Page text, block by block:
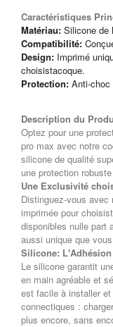
Caractéristiques
Matériau: Silicone de
Compatibilité:
Design: Imprimé
choisistacoque.
Protection: Anti-choc
Description du
Optez pour une
pro max avec notre
silicone de qualité
une protection
Une Exclusivité
Distinguez-vous
imprimée pour
disponibles nulle part
aussi unique que
Silicone: L'Adhésion
Le silicone garantit
en main agréable et
est facile à installer
connectiques :
plus encore, sans